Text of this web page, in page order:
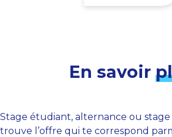
En savoir
Stage étudiant, alternance ou
trouve l’offre qui te correspond